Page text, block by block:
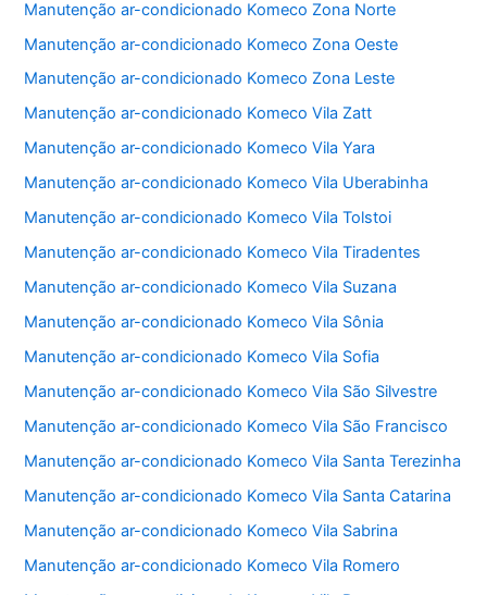
Manutenção ar-condicionado Komeco Zona Norte
Manutenção ar-condicionado Komeco Zona Oeste
Manutenção ar-condicionado Komeco Zona Leste
Manutenção ar-condicionado Komeco Vila Zatt
Manutenção ar-condicionado Komeco Vila Yara
Manutenção ar-condicionado Komeco Vila Uberabinha
Manutenção ar-condicionado Komeco Vila Tolstoi
Manutenção ar-condicionado Komeco Vila Tiradentes
Manutenção ar-condicionado Komeco Vila Suzana
Manutenção ar-condicionado Komeco Vila Sônia
Manutenção ar-condicionado Komeco Vila Sofia
Manutenção ar-condicionado Komeco Vila São Silvestre
Manutenção ar-condicionado Komeco Vila São Francisco
Manutenção ar-condicionado Komeco Vila Santa Terezinha
Manutenção ar-condicionado Komeco Vila Santa Catarina
Manutenção ar-condicionado Komeco Vila Sabrina
Manutenção ar-condicionado Komeco Vila Romero